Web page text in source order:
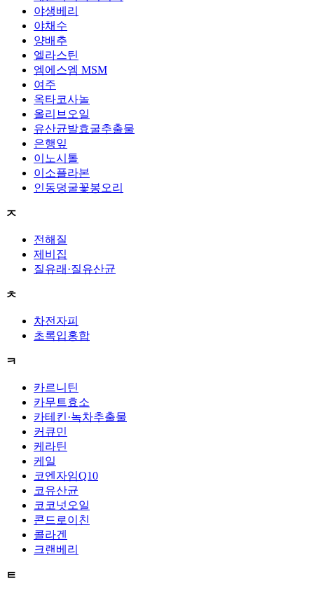
야생베리
야채수
양배추
엘라스틴
엠에스엠 MSM
여주
옥타코사놀
올리브오일
유산균발효굴추출물
은행잎
이노시톨
이소플라본
인동덩굴꽃봉오리
ㅈ
전해질
제비집
질유래·질유산균
ㅊ
차전자피
초록입홍합
ㅋ
카르니틴
카무트효소
카테킨·녹차추출물
커큐민
케라틴
케일
코엔자임Q10
코유산균
코코넛오일
콘드로이친
콜라겐
크랜베리
ㅌ